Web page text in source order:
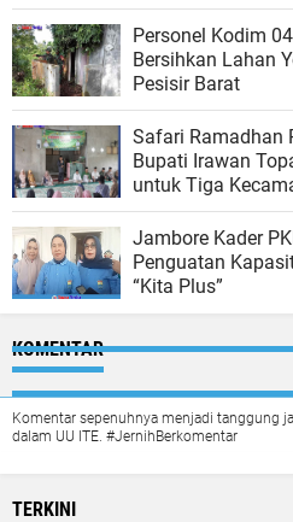
Personel Kodim
Bersihkan Lahan
Pesisir Barat
Safari Ramadhan
Bupati Irawan
untuk Tiga
Jambore Kader
Penguatan
“Kita Plus”
KOMENTAR
Komentar sepenuhnya menjadi tanggung
dalam UU ITE. #JernihBerkomentar
TERKINI